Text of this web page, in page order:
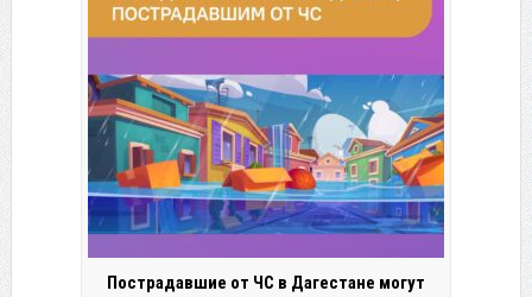
Пострадавшие от ЧС в Дагестане могут